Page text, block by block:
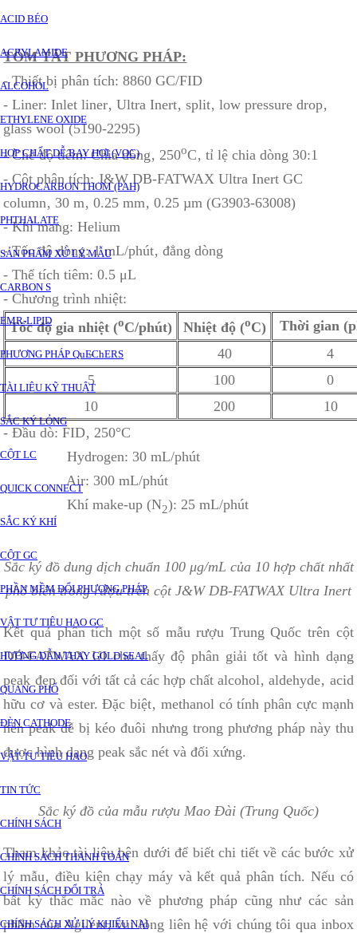
ACID BÉO
ACRYLAMIDE
ALCOHOL
ETHYLENE OXIDE
HỢP CHẤT DỄ BAY HƠI (VOC)
HYDROCARBON THƠM (PAH)
PHTHALATE
SẢN PHẨM XỬ LÝ MẪU
CARBON S
EMR-LIPID
PHƯƠNG PHÁP QuEChERS
TÀI LIỆU KỸ THUẬT
SẮC KÝ LỎNG
CỘT LC
QUICK CONNECT
SẮC KÝ KHÍ
CỘT GC
PHẦN MỀM ĐỔI PHƯƠNG PHÁP
VẬT TƯ TIÊU HAO GC
HƯỚNG DẪN THAY GOLD SEAL
QUANG PHỔ
ĐÈN CATHODE
VẬT TƯ TIÊU HAO
TIN TỨC
CHÍNH SÁCH
CHÍNH SÁCH THANH TOÁN
CHÍNH SÁCH ĐỔI TRẢ
CHÍNH SÁCH XỬ LÝ KHIẾU NẠI
TÓM TẮT PHƯƠNG PHÁP:
- Thiết bị phân tích: 8860 GC/FID
- Liner: Inlet liner‚ Ultra Inert‚ split‚ low pressure drop‚
glass wool (5190-2295)
- Chế độ tiêm: Chia dòng‚ 250oC‚ tỉ lệ chia dòng 30:1
- Cột phân tích: J&W DB-FATWAX Ultra Inert GC
column‚ 30 m‚ 0.25 mm‚ 0.25 µm (G3903-63008)
- Khí mang: Helium
- Tốc độ dòng: 1 mL/phút‚ đẳng dòng
- Thể tích tiêm: 0.5 μL
- Chương trình nhiệt:
Tốc độ gia nhiệt (oC/phút) Nhiệt độ (oC)
Thời gian
-
40
4
5
100
0
10
200
10
- Đầu dò: FID‚ 250°C
Hydrogen: 30 mL/phút
Air: 300 mL/phút
Khí make-up (N2): 25 mL/phút
Sắc ký đồ dung dịch chuẩn 100 μg/mL của 10 hợp chất nhất
phổ biến trong rượu trên cột J&W DB-FATWAX Ultra Inert
Kết quả phân tích một số mẫu rượu Trung Quốc trên cột
DB-FATWAX UIcho thấy độ phân giải tốt và hình dạng
peak đẹp đối với tất cả các hợp chất alcohol‚ aldehyde‚ acid
hữu cơ và ester. Đặc biệt‚ methanol có tính phân cực mạnh
nên peak dễ bị kéo đuôi nhưng trong phương pháp này thu
được hình dạng peak sắc nét và đối xứng.
Sắc ký đồ của mẫu rượu Mao Đài (Trung Quốc)
Tham khảo tài liệu bên dưới để biết chi tiết về các bước xử
lý mẫu‚ điều kiện chạy máy và kết quả phân tích. Nếu có
bất kỳ thắc mắc nào về phương pháp cũng như các sản
phẩm của Agilent‚ vui lòng liên hệ với chúng tôi qua inbox